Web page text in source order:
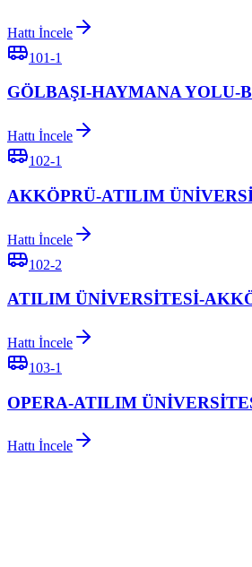
Hattı İncele
101-1
GÖLBAŞI-HAYMANA
Hattı İncele
102-1
AKKÖPRÜ-ATILIM
Hattı İncele
102-2
ATILIM ÜNİVERSİTESİ-
Hattı İncele
103-1
OPERA-ATILIM
Hattı İncele